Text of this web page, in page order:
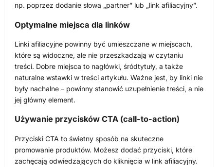
np. poprzez dodanie słowa „partner” lub „link afiliacyjny”.
Optymalne miejsca dla linków
Linki afiliacyjne powinny być umieszczane w miejscach,
które są widoczne, ale nie przeszkadzają w czytaniu
treści. Dobre miejsca to nagłówki, śródtytuły, a także
naturalne wstawki w treści artykułu. Ważne jest, by linki nie
były nachalne – powinny stanowić uzupełnienie treści, a nie
jej główny element.
Używanie przycisków CTA (call-to-action)
Przyciski CTA to świetny sposób na skuteczne
promowanie produktów. Możesz dodać przyciski, które
zachęcają odwiedzających do kliknięcia w link afiliacyjny.